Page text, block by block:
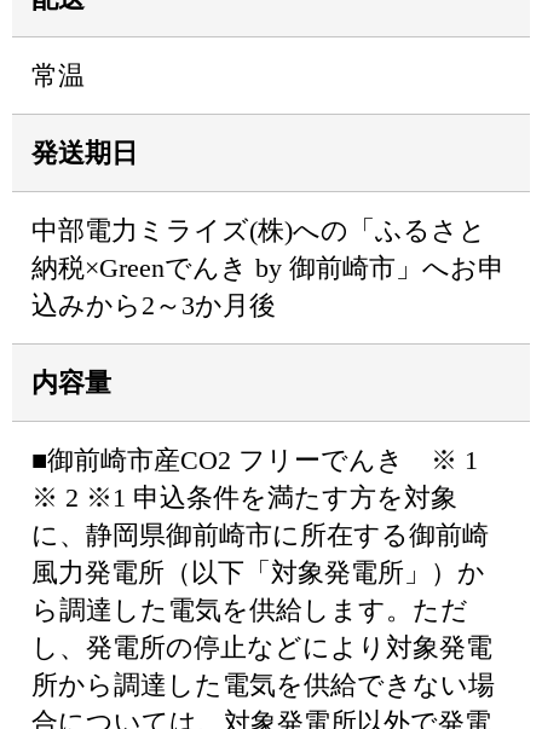
常温
発送期日
中部電力ミライズ(株)への「ふるさと
納税×Greenでんき by 御前崎市」へお申
込みから2～3か月後
内容量
■御前崎市産CO2 フリーでんき ※ 1
※ 2 ※1 申込条件を満たす方を対象
に、静岡県御前崎市に所在する御前崎
風力発電所（以下「対象発電所」）か
ら調達した電気を供給します。ただ
し、発電所の停止などにより対象発電
所から調達した電気を供給できない場
合については、対象発電所以外で発電